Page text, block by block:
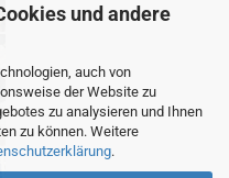
und andere
auch von
der Website zu
zu analysieren und Ihnen
zu können. Weitere
.